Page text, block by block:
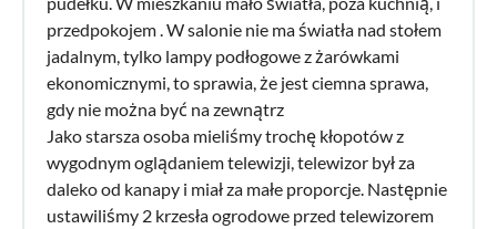
przedpokojem . W salonie nie ma światła nad stołem
jadalnym, tylko lampy podłogowe z żarówkami
ekonomicznymi, to sprawia, że jest ciemna sprawa,
gdy nie można być na zewnątrz
Jako starsza osoba mieliśmy trochę kłopotów z
wygodnym oglądaniem telewizji, telewizor był za
daleko od kanapy i miał za małe proporcje. Następnie
ustawiliśmy 2 krzesła ogrodowe przed telewizorem